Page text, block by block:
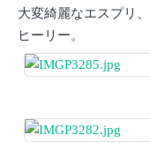
大変綺麗なエスプリ
ヒーリー。